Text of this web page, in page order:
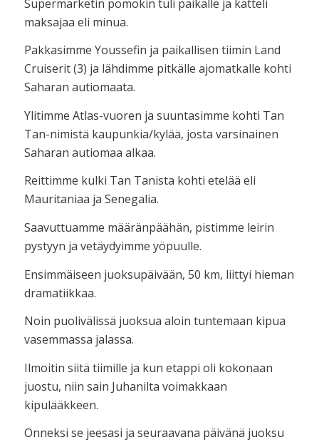
Supermarketin pomokin tuli paikalle ja kätteli
maksajaa eli minua.
Pakkasimme Youssefin ja paikallisen tiimin Land
Cruiserit (3) ja lähdimme pitkälle ajomatkalle kohti
Saharan autiomaata.
Ylitimme Atlas-vuoren ja suuntasimme kohti Tan
Tan-nimistä kaupunkia/kylää, josta varsinainen
Saharan autiomaa alkaa.
Reittimme kulki Tan Tanista kohti etelää eli
Mauritaniaa ja Senegalia.
Saavuttuamme määränpäähän, pistimme leirin
pystyyn ja vetäydyimme yöpuulle.
Ensimmäiseen juoksupäivään, 50 km, liittyi hieman
dramatiikkaa.
Noin puolivälissä juoksua aloin tuntemaan kipua
vasemmassa jalassa.
Ilmoitin siitä tiimille ja kun etappi oli kokonaan
juostu, niin sain Juhanilta voimakkaan
kipulääkkeen.
Onneksi se jeesasi ja seuraavana päivänä juoksu